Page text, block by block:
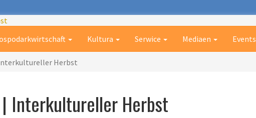
Kultura Serwice Mediaen Events
Herbst
Interkultureller Herbst